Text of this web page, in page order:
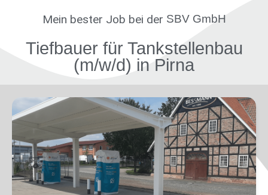
Mein bester Job bei der SBV GmbH
Tiefbauer für Tankstellenbau
(m/w/d) in Pirna